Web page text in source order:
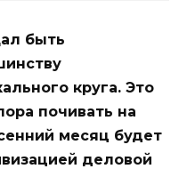
быть
круга. Это
почивать на
месяц будет
деловой